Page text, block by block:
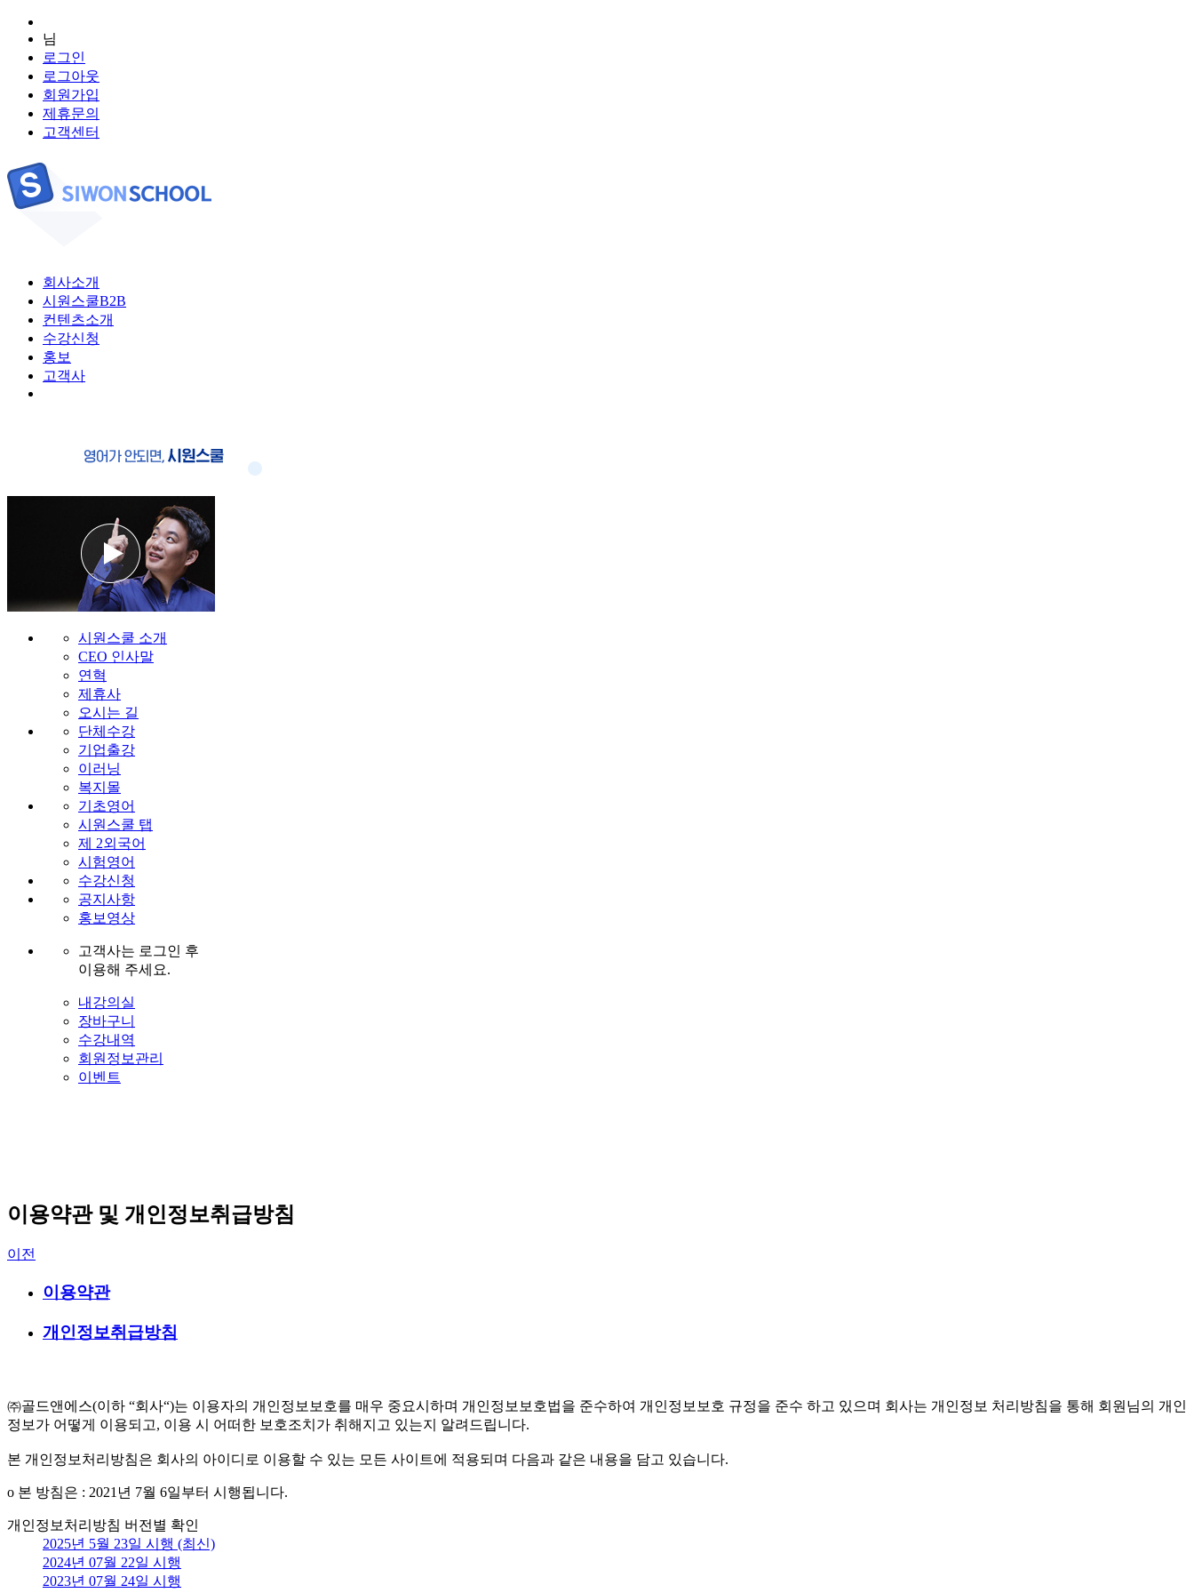
님
로그인
로그아웃
회원가입
제휴문의
고객센터
회사소개
시원스쿨B2B
컨텐츠소개
수강신청
홍보
고객사
시원스쿨 소개
CEO 인사말
연혁
제휴사
오시는 길
단체수강
기업출강
이러닝
복지몰
기초영어
시원스쿨 탭
제 2외국어
시험영어
수강신청
공지사항
홍보영상
고객사는 로그인 후
이용해 주세요.
내강의실
장바구니
수강내역
회원정보관리
이벤트
이용약관 및 개인정보취급방침
이전
이용약관
개인정보취급방침
㈜골드앤에스(이하 “회사“)는 이용자의 개인정보보호를 매우 중요시하며 개인정보보호법을 준수하여 개인정보보호 규정을 준수 하고 있으며 회사는 개인정보 처리방침을 통해 회원님의 개인
정보가 어떻게 이용되고, 이용 시 어떠한 보호조치가 취해지고 있는지 알려드립니다.
본 개인정보처리방침은 회사의 아이디로 이용할 수 있는 모든 사이트에 적용되며 다음과 같은 내용을 담고 있습니다.
ο 본 방침은 : 2021년 7월 6일부터 시행됩니다.
개인정보처리방침 버전별 확인
2025년 5월 23일 시행 (최신)
2024년 07월 22일 시행
2023년 07월 24일 시행